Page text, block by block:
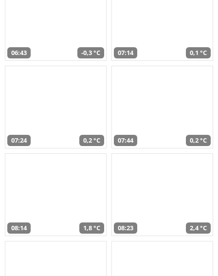
06:43 -0,3 °C 07:14 0,1 °C
07:24 0,2 °C 07:44 0,2 °C
08:14 1,8 °C 08:23 2,4 °C